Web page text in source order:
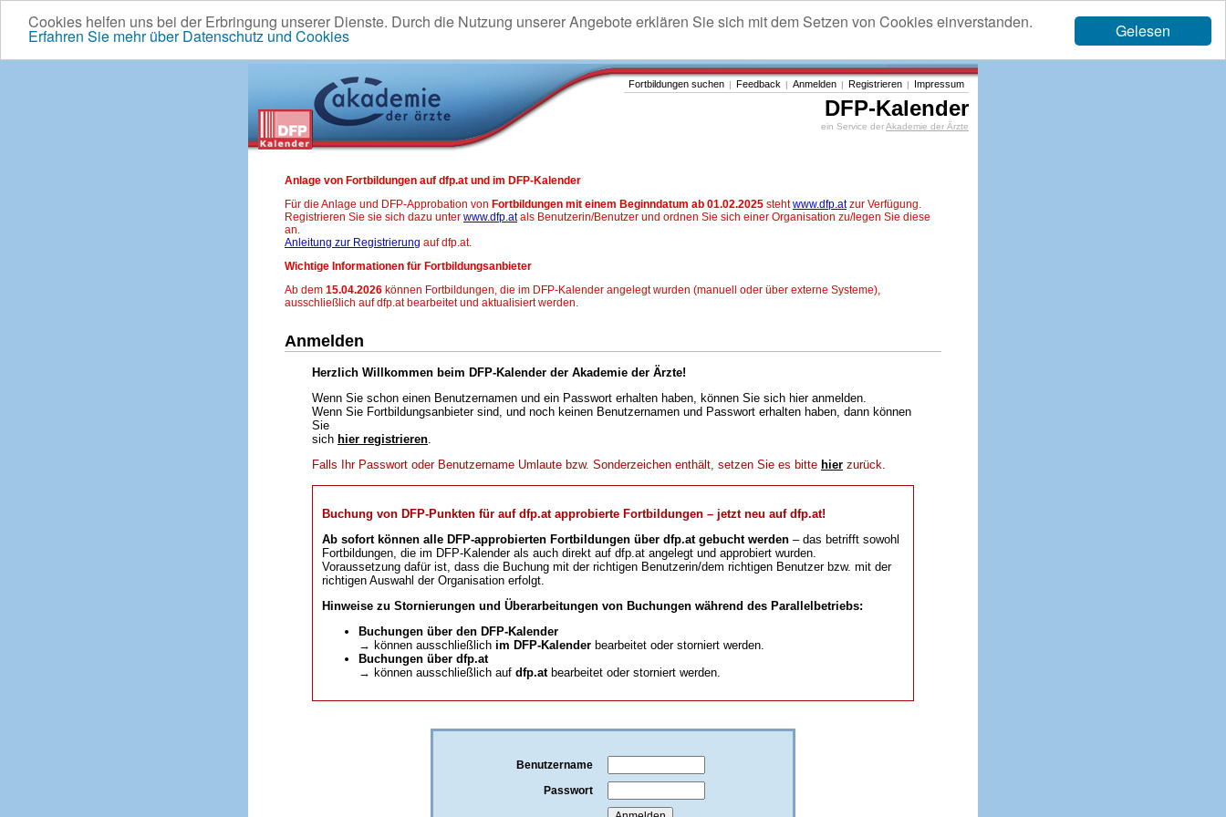
Gelesen
Cookies helfen uns bei der Erbringung unserer Dienste. Durch die Nutzung unserer Angebote erklären Sie sich mit dem Setzen von Cookies einverstanden.
Erfahren Sie mehr über Datenschutz und Cookies
Fortbildungen suchen | Feedback | Anmelden | Registrieren | Impressum
DFP-Kalender
ein Service derAkademie der Ärzte
Anlage von Fortbildungen auf dfp.at und im DFP-Kalender
Für die Anlage und DFP-Approbation von Fortbildungen mit einem Beginndatum ab 01.02.2025 stehtwww.dfp.atzur Verfügung.
Registrieren Sie sie sich dazu unter www.dfp.atals Benutzerin/Benutzer und ordnen Sie sich einer Organisation zu/legen Sie diese
an.
Anleitung zur Registrierung auf dfp.at.
Wichtige Informationen für Fortbildungsanbieter
Ab dem 15.04.2026 können Fortbildungen, die im DFP-Kalender angelegt wurden (manuell oder über externe Systeme),
ausschließlich auf dfp.at bearbeitet und aktualisiert werden.
Anmelden
Herzlich Willkommen beim DFP-Kalender der Akademie der Ärzte!
Wenn Sie schon einen Benutzernamen und ein Passwort erhalten haben, können Sie sich hier anmelden.
Wenn Sie Fortbildungsanbieter sind, und noch keinen Benutzernamen und Passwort erhalten haben, dann können
Sie
sich hier registrieren.
Falls Ihr Passwort oder Benutzername Umlaute bzw. Sonderzeichen enthält, setzen Sie es bitte hier zurück.
Buchung von DFP-Punkten für auf dfp.at approbierte Fortbildungen – jetzt neu auf dfp.at!
Ab sofort können alle DFP-approbierten Fortbildungen über dfp.at gebucht werden – das betrifft sowohl
Fortbildungen, die im DFP-Kalender als auch direkt auf dfp.at angelegt und approbiert wurden.
Voraussetzung dafür ist, dass die Buchung mit der richtigen Benutzerin/dem richtigen Benutzer bzw. mit der
richtigen Auswahl der Organisation erfolgt.
Hinweise zu Stornierungen und Überarbeitungen von Buchungen während des Parallelbetriebs:
Buchungen über den DFP-Kalender
→ können ausschließlich im DFP-Kalender bearbeitet oder storniert werden.
Buchungen über dfp.at
→ können ausschließlich auf dfp.atbearbeitet oder storniert werden.
Benutzername
Passwort